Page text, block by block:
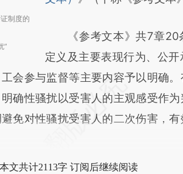
制度的
”
《参考文本》共7章20
定义及主要表现行为、公开
会参与监督等主要内容予以明确
确性骚扰以受害人的主观感受作
免对性骚扰受害人的二次伤害，
本文共计2113字 订阅后继续阅读